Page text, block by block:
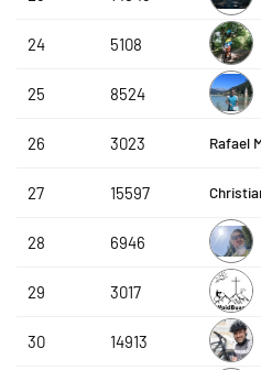
24 5108
25 8524
26 3023 Rafael
27 15597
28 6946
29 3017
30 14913